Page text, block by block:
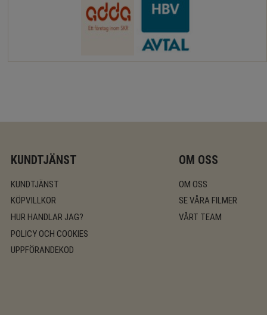
KUNDTJÄNST
KUNDTJÄNST
KÖPVILLKOR
HUR HANDLAR JAG?
POLICY OCH COOKIES
UPPFÖRANDEKOD
OM OSS
OM OSS
SE VÅRA FILMER
VÅRT TEAM